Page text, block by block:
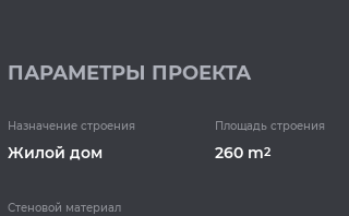
ПАРАМЕТРЫ ПРОЕКТА
Назначение строения
Жилой дом
Площадь строения
260 m2
Стеновой материал